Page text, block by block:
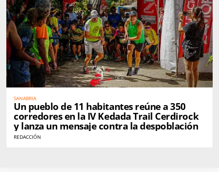
SANABRIA
Un pueblo de 11 habitantes reúne a 350
corredores en la IV Kedada Trail Cerdirock
y lanza un mensaje contra la despoblación
REDACCIÓN